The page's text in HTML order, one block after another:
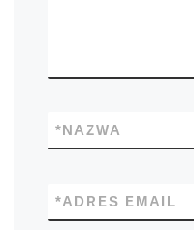
NAZWA
*
ADRES EMAIL
*